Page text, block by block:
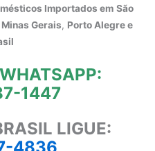
Importados em São
Minas Gerais, Porto Alegre e
1447
LIGUE: